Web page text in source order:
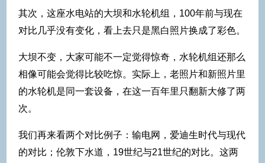
其次，这座水电站的大坝和水轮机组，100年前与现在
对比几乎没有变化，看上去只是黑白照片换成了彩色。
大坝不变，大家可能不一定觉得惊奇，水轮机组还那么
相像可能会觉得比较吃惊。实际上，老照片和新照片里
的水轮机是同一套设备，在这一百年里只翻新大修了两
次。
我们再来看两个对比例子：输电网，爱迪生时代与现代
的对比；伦敦下水道，19世纪与21世纪的对比。这两